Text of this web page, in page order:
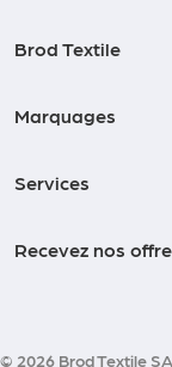
Brod Textile
Marquages
Services
Recevez nos
© 2026 Brod Textile